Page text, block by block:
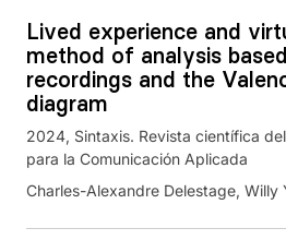
Lived experience and
method of analysis
recordings and the
diagram
2024 Sintaxis. Revista científica
para la Comunicación Aplicada
Charles-Alexandre Delestage, Willy